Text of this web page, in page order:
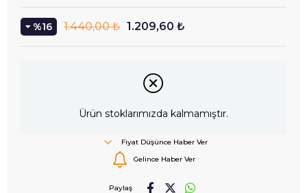
16 1.440,00 ₺ 1.209,60 ₺
Ürün stoklarımızda kalmamıştır.
Fiyat Düşünce Haber Ver
Gelince Haber Ver
Paylaş